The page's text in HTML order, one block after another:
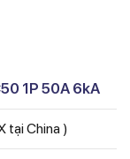
1P 50A 6kA
tại China )